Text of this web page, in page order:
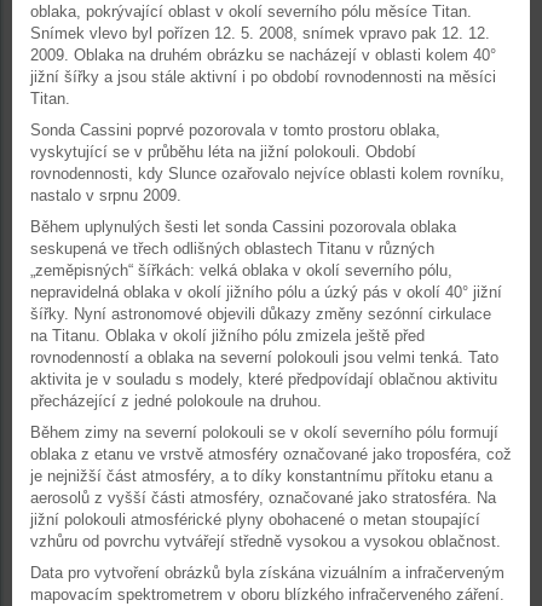
oblaka, pokrývající oblast v okolí severního pólu měsíce Titan.
Snímek vlevo byl pořízen 12. 5. 2008, snímek vpravo pak 12. 12.
2009. Oblaka na druhém obrázku se nacházejí v oblasti kolem 40°
jižní šířky a jsou stále aktivní i po období rovnodennosti na měsíci
Titan.
Sonda Cassini poprvé pozorovala v tomto prostoru oblaka,
vyskytující se v průběhu léta na jižní polokouli. Období
rovnodennosti, kdy Slunce ozařovalo nejvíce oblasti kolem rovníku,
nastalo v srpnu 2009.
Během uplynulých šesti let sonda Cassini pozorovala oblaka
seskupená ve třech odlišných oblastech Titanu v různých
„zeměpisných“ šířkách: velká oblaka v okolí severního pólu,
nepravidelná oblaka v okolí jižního pólu a úzký pás v okolí 40° jižní
šířky. Nyní astronomové objevili důkazy změny sezónní cirkulace
na Titanu. Oblaka v okolí jižního pólu zmizela ještě před
rovnodenností a oblaka na severní polokouli jsou velmi tenká. Tato
aktivita je v souladu s modely, které předpovídají oblačnou aktivitu
přecházející z jedné polokoule na druhou.
Během zimy na severní polokouli se v okolí severního pólu formují
oblaka z etanu ve vrstvě atmosféry označované jako troposféra, což
je nejnižší část atmosféry, a to díky konstantnímu přítoku etanu a
aerosolů z vyšší části atmosféry, označované jako stratosféra. Na
jižní polokouli atmosférické plyny obohacené o metan stoupající
vzhůru od povrchu vytvářejí středně vysokou a vysokou oblačnost.
Data pro vytvoření obrázků byla získána vizuálním a infračerveným
mapovacím spektrometrem v oboru blízkého infračerveného záření.